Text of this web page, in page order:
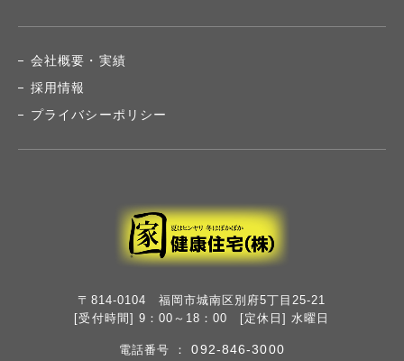
会社概要・実績
採用情報
プライバシーポリシー
〒814-0104 福岡市城南区別府5丁目25-21
[受付時間] 9：00～18：00 [定休日] 水曜日
電話番号 ：092-846-3000